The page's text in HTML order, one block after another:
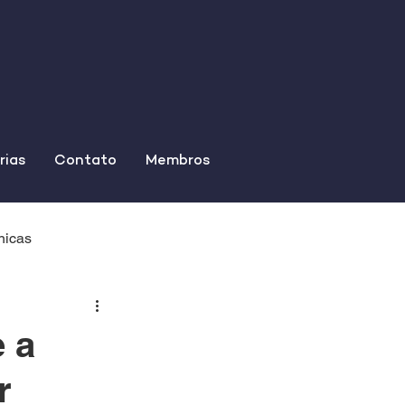
Contato Membros
a